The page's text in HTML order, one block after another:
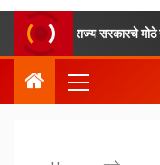
आणि राज्य सरकारचे मोठे योगदान: